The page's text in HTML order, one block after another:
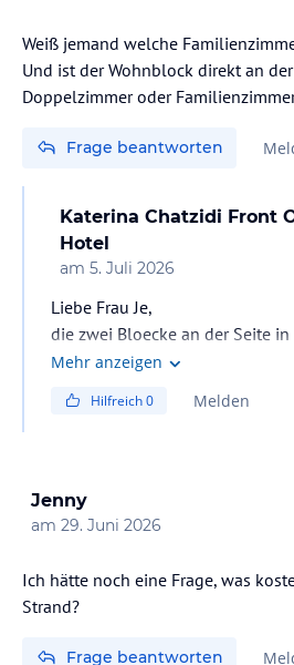
Weiß jemand welche
Und ist der Wohnblock direkt an
Doppelzimmer oder
Frage beantworten
Katerina Chatzidi Front
Hotel
am 5. Juli 2026
Liebe Frau Je,
die zwei Bloecke an der Seite
Hoteleingang sind alle Superior
Poolblick,Landblick,Meerblick
Anreise mir eine Email schicken
Mehr anzeigen
Hilfreich0 Melden
Jenny
am 29. Juni 2026
Ich hätte noch eine Frage, was
Strand?
Frage beantworten